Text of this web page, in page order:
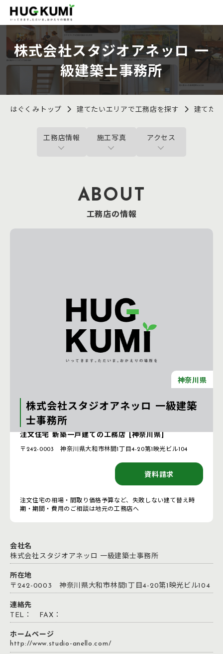
株式会社スタジオアネッロ 一
級建築士事務所
はぐくみトップ 建てたいエリアで工務店を探す 建てた
工務店情報 施工写真 アクセス
ABOUT
工務店の情報
神奈川県
株式会社スタジオアネッロ 一級建築
士事務所
注文住宅 新築一戸建ての工務店 [神奈川県]
〒242-0003 神奈川県大和市林間1丁目4-20第1映光ビル104
資料請求
注文住宅の相場・間取り価格予算など、失敗しない建て替え時
期・期間・費用のご相談は地元の工務店へ
会社名
株式会社スタジオアネッロ 一級建築士事務所
所在地
〒242-0003 神奈川県大和市林間1丁目4-20第1映光ビル104
連絡先
TEL： FAX：
ホームページ
http://www.studio-anello.com/